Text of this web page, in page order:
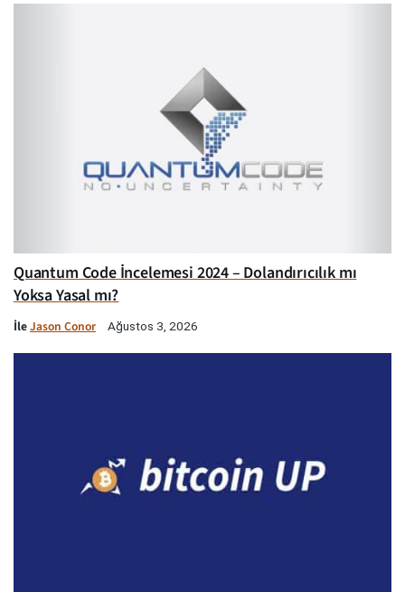
Quantum Code İncelemesi 2024 – Dolandırıcılık mı
Yoksa Yasal mı?
İleJason Conor Ağustos 3, 2026